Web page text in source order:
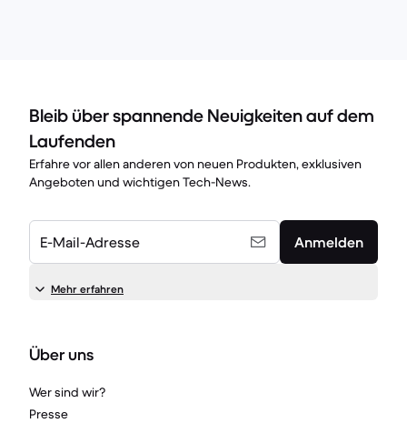
Bleib über spannende Neuigkeiten auf dem
Laufenden
Erfahre vor allen anderen von neuen Produkten, exklusiven
Angeboten und wichtigen Tech-News.
E-Mail-Adresse Anmelden
Mehr erfahren
Über uns
Wer sind wir?
Presse